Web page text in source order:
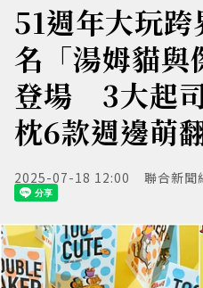
51週年大玩
名「湯姆貓與
登場 3大起
枕6款週邊萌
2025-07-18 12:00 聯合新聞